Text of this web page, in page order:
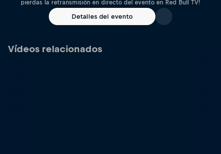
pierdas la retransmisión en directo del evento en Red Bull TV!
Detalles del evento
Vídeos relacionados